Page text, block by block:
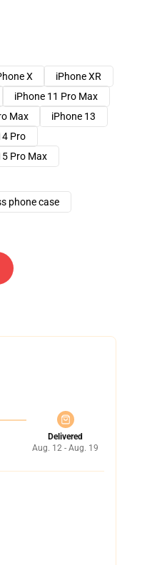
X
iPhone XR
iPhone 11 Pro Max
Max
iPhone 13
Pro
Pro Max
phone case
Delivered
Aug. 12 - Aug. 19